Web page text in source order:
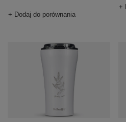
+ Dodaj do porównania
+